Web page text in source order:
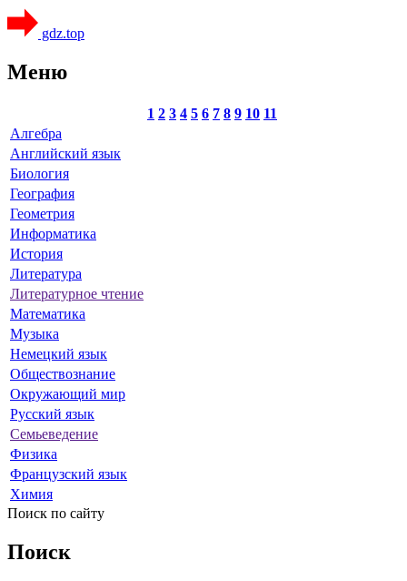
gdz.top
Меню
1 2 3 4 5 6 7 8 9 10 11
Алгебра
Английский язык
Биология
География
Геометрия
Информатика
История
Литература
Литературное чтение
Математика
Музыка
Немецкий язык
Обществознание
Окружающий мир
Русский язык
Семьеведение
Физика
Французский язык
Химия
Поиск по сайту
Поиск